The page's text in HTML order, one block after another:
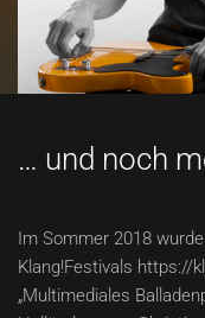
… und noch
Im Sommer 2018
Klang!Festivals https://
„Multimediales